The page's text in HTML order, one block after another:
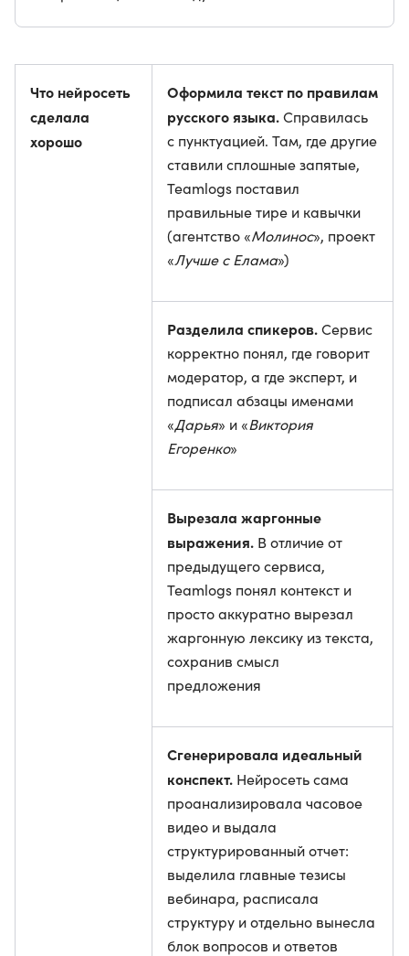
Что нейросеть
сделала
хорошо
Оформила текст по правилам
русского языка.Справилась
с пунктуацией. Там, где другие
ставили сплошные запятые,
Teamlogs поставил
правильные тире и кавычки
(агентство «Молинос», проект
«Лучше с Елама»)
Разделила спикеров.Сервис
корректно понял, где говорит
модератор, а где эксперт, и
подписал абзацы именами
«Дарья» и «Виктория
Егоренко»
Вырезала жаргонные
выражения. В отличие от
предыдущего сервиса,
Teamlogs понял контекст и
просто аккуратно вырезал
жаргонную лексику из текста,
сохранив смысл
предложения
Сгенерировала идеальный
конспект. Нейросеть сама
проанализировала часовое
видео и выдала
структурированный отчет:
выделила главные тезисы
вебинара, расписала
структуру и отдельно вынесла
блок вопросов и ответов